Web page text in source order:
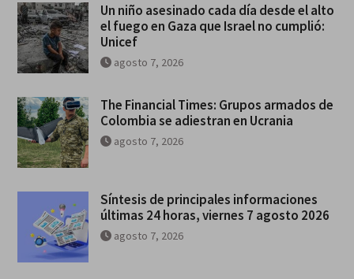
Un niño asesinado cada día desde el alto
el fuego en Gaza que Israel no cumplió:
Unicef
agosto 7, 2026
The Financial Times: Grupos armados de
Colombia se adiestran en Ucrania
agosto 7, 2026
Síntesis de principales informaciones
últimas 24 horas, viernes 7 agosto 2026
agosto 7, 2026